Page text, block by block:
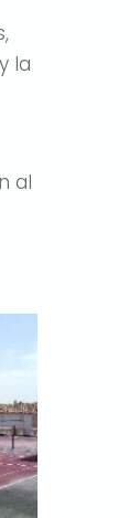
la
al